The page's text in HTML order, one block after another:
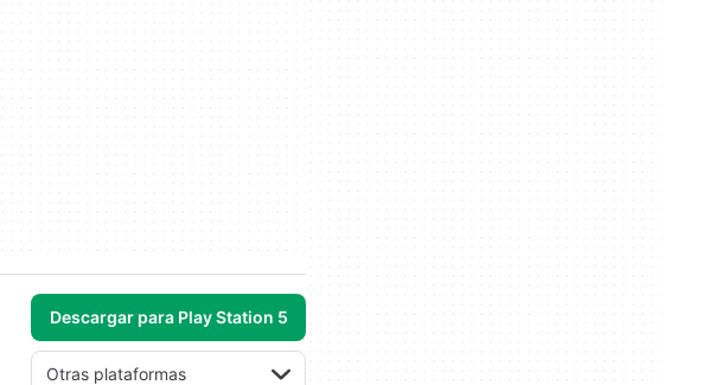
Descargar para Play Station 5
Otras plataformas